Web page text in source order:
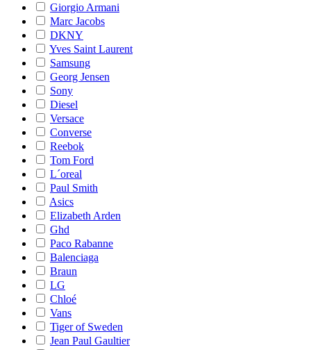
Giorgio Armani
Marc Jacobs
DKNY
Yves Saint Laurent
Samsung
Georg Jensen
Sony
Diesel
Versace
Converse
Reebok
Tom Ford
L´oreal
Paul Smith
Asics
Elizabeth Arden
Ghd
Paco Rabanne
Balenciaga
Braun
LG
Chloé
Vans
Tiger of Sweden
Jean Paul Gaultier